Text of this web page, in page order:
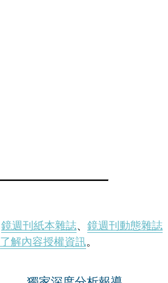
鏡週刊紙本雜誌、 鏡週刊動態雜誌
了解內容授權資訊。